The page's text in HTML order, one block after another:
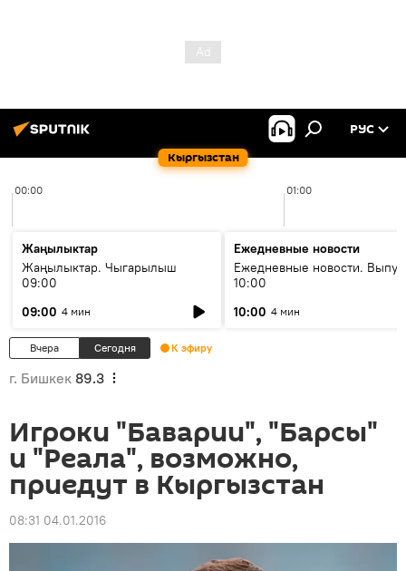
Кыргызстан
РУС
00:00 01:00
Жаңылыктар
Жаңылыктар. Чыгарылыш
09:00
09:00 4 мин
Ежедневные новости
Ежедневные новости.
10:00
10:00 4 мин
Вчера Сегодня К эфиру
г. Бишкек 89.3
Игроки "Баварии", "Барсы"
и "Реала", возможно,
приедут в Кыргызстан
08:31 04.01.2016